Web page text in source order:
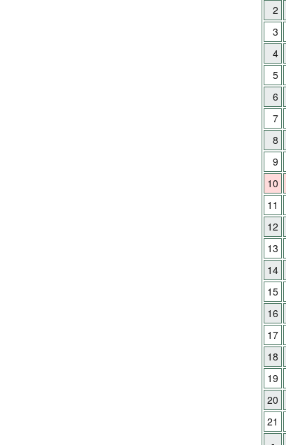
2
3
4
5
6
7
8
9
10
11
12
13
14
15
16
17
18
19
20
21